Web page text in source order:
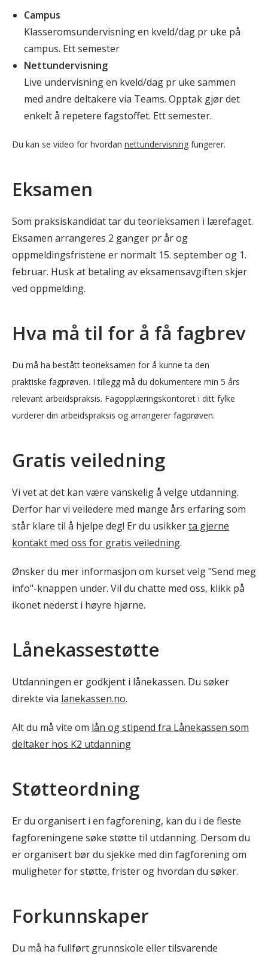
Campus
Klasseromsundervisning en kveld/dag pr uke på
campus. Ett semester
Nettundervisning
Live undervisning en kveld/dag pr uke sammen
med andre deltakere via Teams. Opptak gjør det
enkelt å repetere fagstoffet. Ett semester.
Du kan se video for hvordan nettundervisning fungerer.
Eksamen
Som praksiskandidat tar du teorieksamen i lærefaget.
Eksamen arrangeres 2 ganger pr år og
oppmeldingsfristene er normalt 15. september og 1.
februar. Husk at betaling av eksamensavgiften skjer
ved oppmelding.
Hva må til for å få fagbrev
Du må ha bestått teorieksamen for å kunne ta den
praktiske fagprøven. I tillegg må du dokumentere min 5 års
relevant arbeidspraksis. Fagopplæringskontoret i ditt fylke
vurderer din arbeidspraksis og arrangerer fagprøven.
Gratis veiledning
Vi vet at det kan være vanskelig å velge utdanning.
Derfor har vi veiledere med mange års erfaring som
står klare til å hjelpe deg! Er du usikkerta gjerne
kontakt med oss for gratis veiledning.
Ønsker du mer informasjon om kurset velg "Send meg
info"-knappen under. Vil du chatte med oss, klikk på
ikonet nederst i høyre hjørne.
Lånekassestøtte
Utdanningen er godkjent i lånekassen. Du søker
direkte via lanekassen.no.
Alt du må vite om lån og stipend fra Lånekassen som
deltaker hos K2 utdanning
Støtteordning
Er du organisert i en fagforening, kan du i de fleste
fagforeningene søke støtte til utdanning. Dersom du
er organisert bør du sjekke med din fagforening om
muligheter for støtte, frister og hvordan du søker.
Forkunnskaper
Du må ha fullført grunnskole eller tilsvarende